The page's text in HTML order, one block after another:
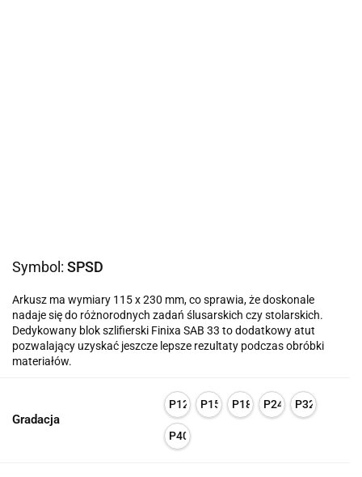
Symbol: SPSD
Arkusz ma wymiary 115 x 230 mm, co sprawia, że doskonale
nadaje się do różnorodnych zadań ślusarskich czy stolarskich.
Dedykowany blok szlifierski Finixa SAB 33 to dodatkowy atut
pozwalający uzyskać jeszcze lepsze rezultaty podczas obróbki
materiałów.
Gradacja
P120 P150 P180 P240 P320
P400